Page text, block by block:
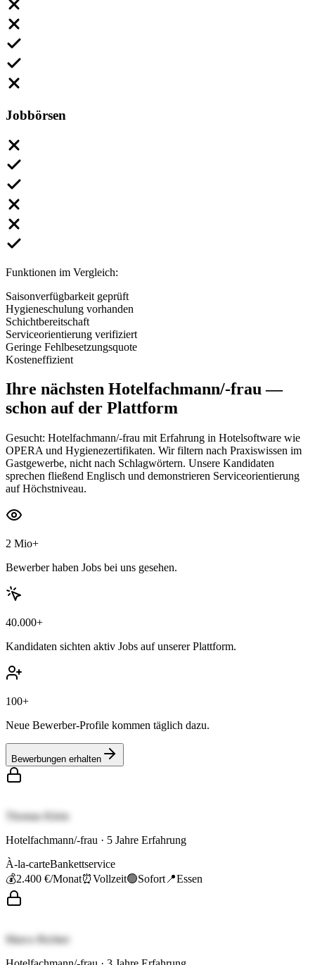
Jobbörsen
Funktionen im Vergleich:
Saisonverfügbarkeit geprüft
Hygieneschulung vorhanden
Schichtbereitschaft
Serviceorientierung verifiziert
Geringe Fehlbesetzungsquote
Kosteneffizient
Ihre nächsten Hotelfachmann/-frau—
schon auf der Plattform
Gesucht: Hotelfachmann/-frau mit Erfahrung in Hotelsoftware wie
OPERA und Hygienezertifikaten. Wir filtern nach Praxiswissen im
Gastgewerbe, nicht nach Schlagwörtern. Unsere Kandidaten
sprechen fließend Englisch und demonstrieren Serviceorientierung
auf Höchstniveau.
2 Mio+
Bewerber haben Jobs bei uns gesehen.
40.000+
Kandidaten sichten aktiv Jobs auf unserer Plattform.
100+
Neue Bewerber-Profile kommen täglich dazu.
Bewerbungen erhalten
Thomas Klein
Hotelfachmann/-frau · 5 Jahre Erfahrung
À-la-carteBankettservice
💰2.400 €/Monat⏰Vollzeit🟢Sofort 📍Essen
Marco Richter